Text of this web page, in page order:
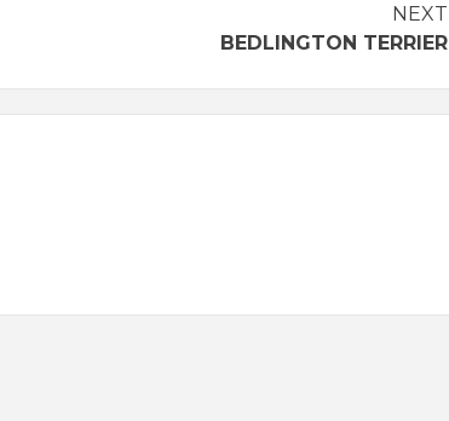
NEXT
BEDLINGTON TERRIER